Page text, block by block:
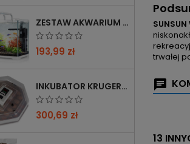
ZESTAW AKWARIUM KRUGER MEIER SHRIMP!ONE PRO 50 25 L DLA KREWETEK
193,99 zł
INKUBATOR KRUGER MEIER PROLEXOR 60 NA 60 JAJ Z TERMOSTATEM
300,69 zł
trwałej
13